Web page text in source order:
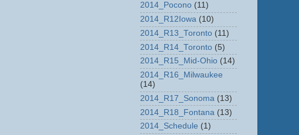
2014_Pocono (11)
2014_R12Iowa (10)
2014_R13_Toronto (11)
2014_R14_Toronto (5)
2014_R15_Mid-Ohio (14)
2014_R16_Milwaukee
(14)
2014_R17_Sonoma (13)
2014_R18_Fontana (13)
2014_Schedule (1)